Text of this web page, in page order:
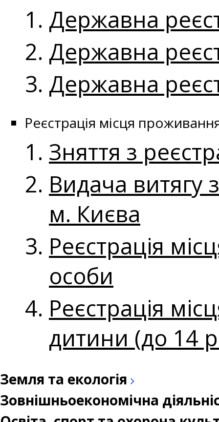
Державна
Державна
Державна
Реєстрація місця
Зняття з
Видача витягу
м. Києва
Реєстрація
особи
Реєстрація
дитини (до 14
Земля та екологія
Зовнішньоекономічна